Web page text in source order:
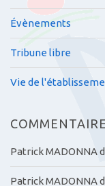
Évènements
Tribune libre
Vie de
Patrick MADONNA
Patrick MADONNA